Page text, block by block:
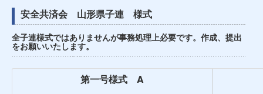
安全共済会 山形県子連 様式
全子連様式ではありませんが事務処理上必要です。作成、提出
をお願いいたします。
第一号様式 A